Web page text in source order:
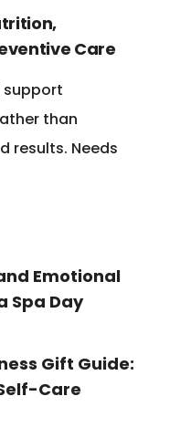
Care
support
than
results. Needs
Emotional
Spa Day
Gift Guide:
Care